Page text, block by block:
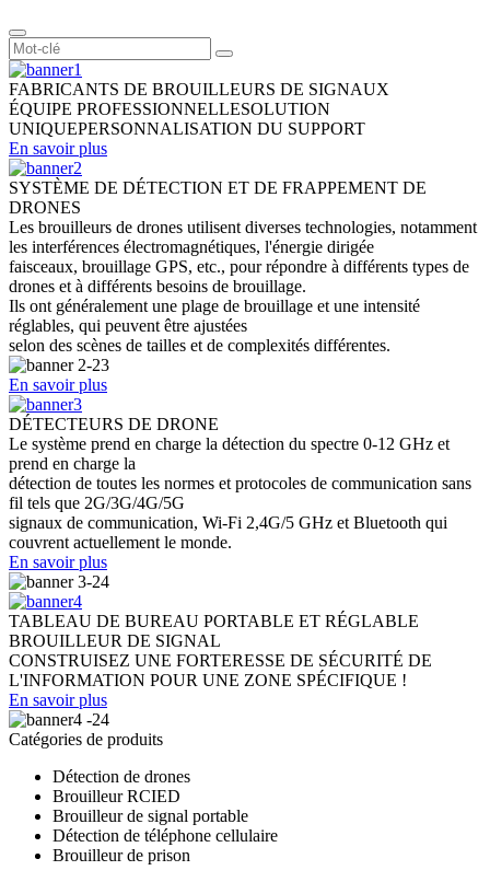
FABRICANTS DE BROUILLEURS DE SIGNAUX
ÉQUIPE PROFESSIONNELLESOLUTION
UNIQUEPERSONNALISATION DU SUPPORT
En savoir plus
SYSTÈME DE DÉTECTION ET DE FRAPPEMENT DE
DRONES
Les brouilleurs de drones utilisent diverses technologies, notamment
les interférences électromagnétiques, l'énergie dirigée
faisceaux, brouillage GPS, etc., pour répondre à différents types de
drones et à différents besoins de brouillage.
Ils ont généralement une plage de brouillage et une intensité
réglables, qui peuvent être ajustées
selon des scènes de tailles et de complexités différentes.
En savoir plus
DÉTECTEURS DE DRONE
Le système prend en charge la détection du spectre 0-12 GHz et
prend en charge la
détection de toutes les normes et protocoles de communication sans
fil tels que 2G/3G/4G/5G
signaux de communication, Wi-Fi 2,4G/5 GHz et Bluetooth qui
couvrent actuellement le monde.
En savoir plus
TABLEAU DE BUREAU PORTABLE ET RÉGLABLE
BROUILLEUR DE SIGNAL
CONSTRUISEZ UNE FORTERESSE DE SÉCURITÉ DE
L'INFORMATION POUR UNE ZONE SPÉCIFIQUE !
En savoir plus
Catégories de produits
Détection de drones
Brouilleur RCIED
Brouilleur de signal portable
Détection de téléphone cellulaire
Brouilleur de prison